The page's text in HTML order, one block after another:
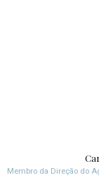
Membro da Direção do